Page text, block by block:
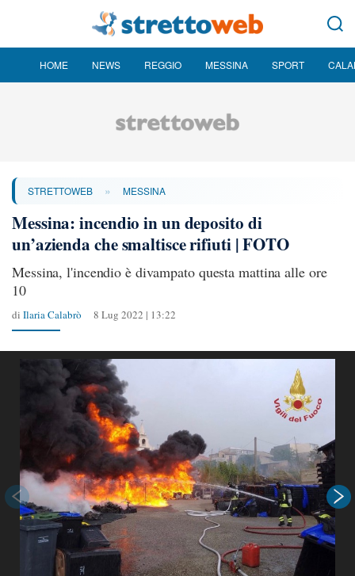
HOME NEWS REGGIO MESSINA SPORT
STRETTOWEB » MESSINA
Messina: incendio in un deposito di
un’azienda che smaltisce rifiuti | FOTO
Messina, l'incendio è divampato questa mattina alle ore
10
di Ilaria Calabrò 8 Lug 2022 | 13:22